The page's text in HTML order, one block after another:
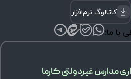
کاتالوگ نرم‌افزار
با ما:
مدارس غیردولتی کارما